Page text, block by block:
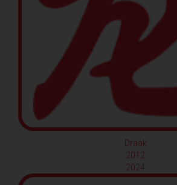
Draak
2012
2024